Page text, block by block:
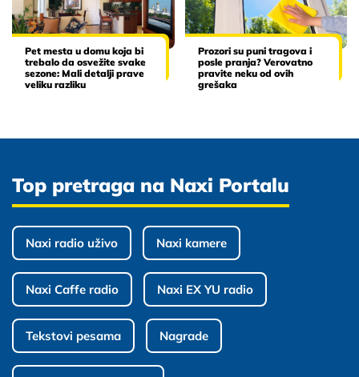
Pet mesta u domu koja bi
trebalo da osvežite svake
sezone: Mali detalji prave
veliku razliku
Prozori su puni tragova i
posle pranja? Verovatno
pravite neku od ovih
grešaka
Top pretraga na Naxi Portalu
Naxi radio uživo Naxi kamere
Naxi Caffe radio Naxi EX YU radio
Tekstovi pesama Nagrade